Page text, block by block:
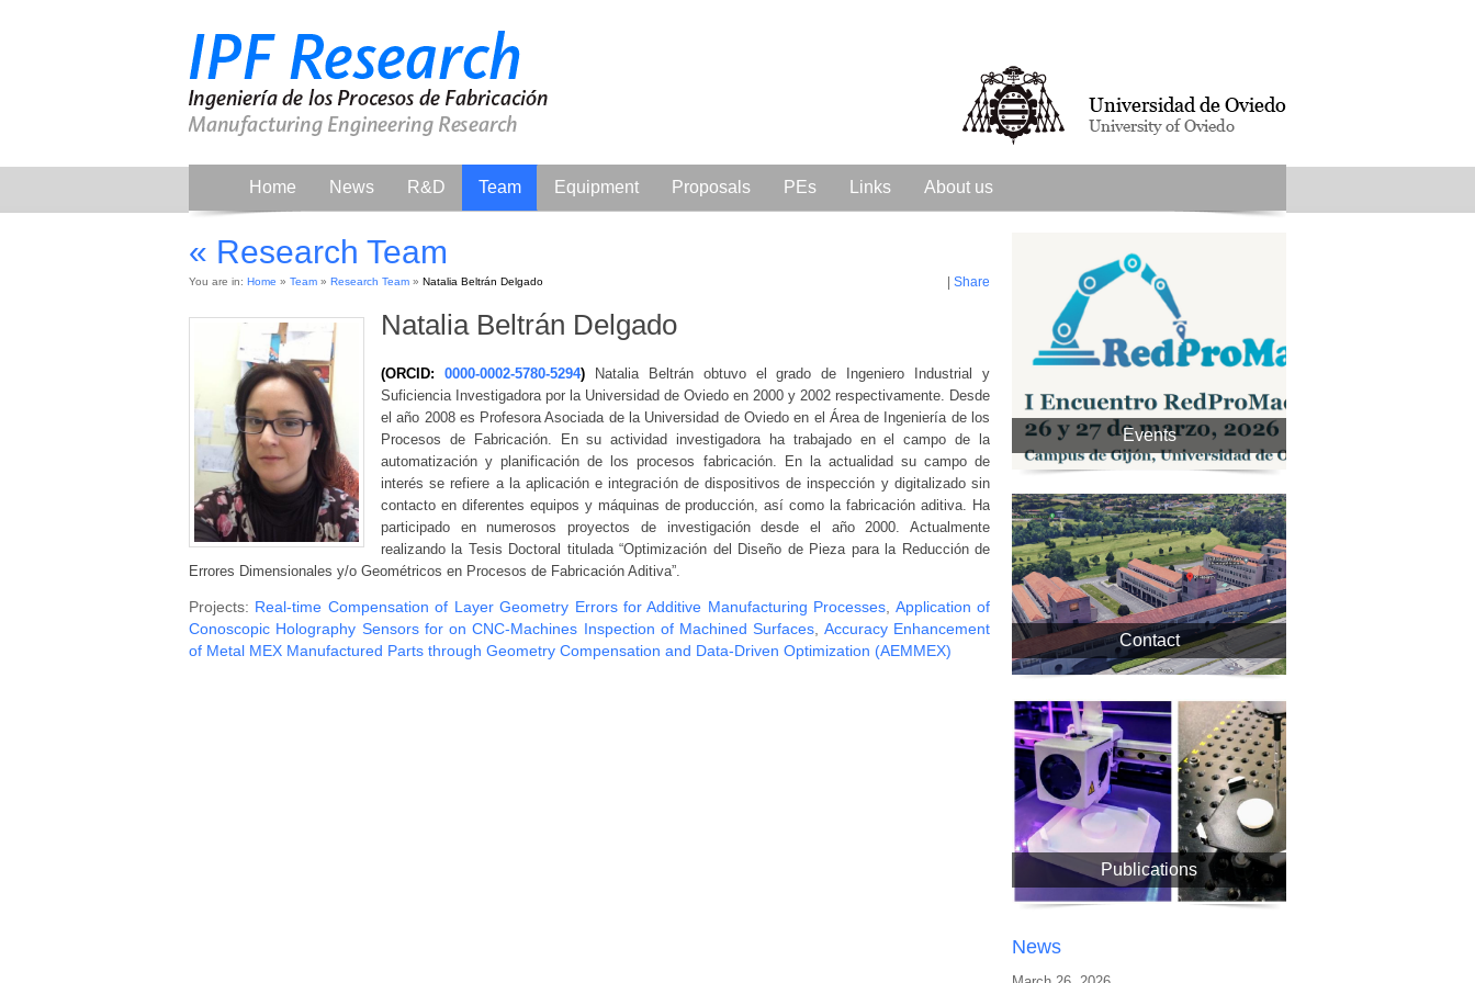
Home News R&D Team Equipment Proposals PEs Links About us
« Research Team
Share
You are in: Home » Team » Research Team » Natalia Beltrán Delgado
Natalia Beltrán Delgado
(ORCID: 0000-0002-5780-5294)Natalia Beltrán obtuvo el grado de Ingeniero Industrial y
Suficiencia Investigadora por la Universidad de Oviedo en 2000 y 2002 respectivamente. Desde
el año 2008 es Profesora Asociada de la Universidad de Oviedo en el Área de Ingeniería de los
Procesos de Fabricación. En su actividad investigadora ha trabajado en el campo de la
automatización y planificación de los procesos fabricación. En la actualidad su campo de
interés se refiere a la aplicación e integración de dispositivos de inspección y digitalizado sin
contacto en diferentes equipos y máquinas de producción, así como la fabricación aditiva. Ha
participado en numerosos proyectos de investigación desde el año 2000. Actualmente
realizando la Tesis Doctoral titulada “Optimización del Diseño de Pieza para la Reducción de
Errores Dimensionales y/o Geométricos en Procesos de Fabricación Aditiva”.
Projects: Real-time Compensation of Layer Geometry Errors for Additive Manufacturing Processes Application of
Conoscopic Holography Sensors for on CNC-Machines Inspection of Machined Surfaces Accuracy Enhancement
of Metal MEX Manufactured Parts through Geometry Compensation and Data-Driven Optimization (AEMMEX)
Events
Contact
Publications
News